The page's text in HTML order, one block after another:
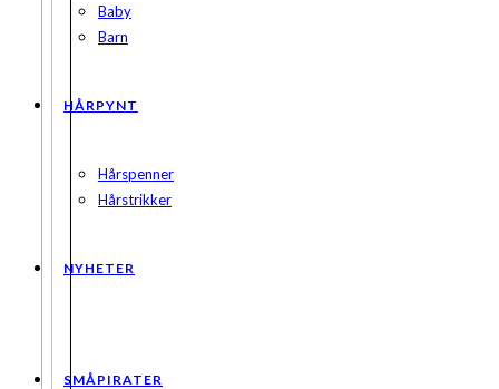
Baby
Barn
HÅRPYNT
Hårspenner
Hårstrikker
NYHETER
SMÅPIRATER